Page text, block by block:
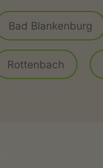
Bad Blankenburg
Rottenbach